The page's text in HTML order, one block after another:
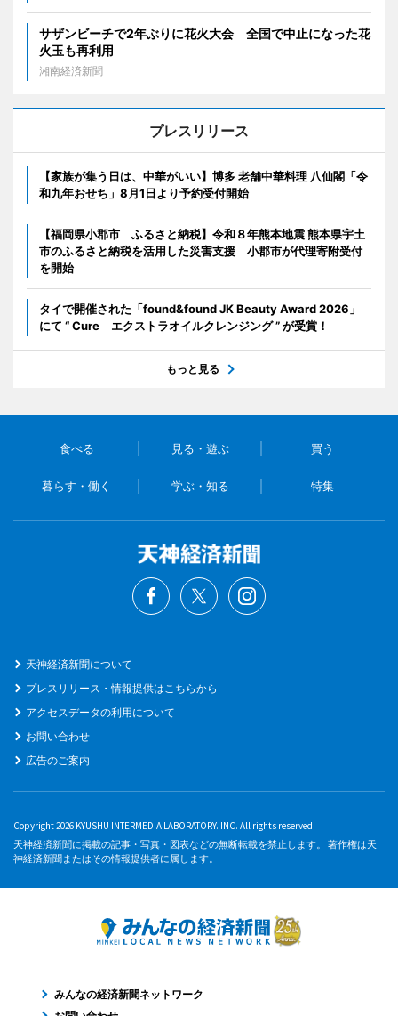
サザンビーチで2年ぶりに花火大会 全国で中止になった花
火玉も再利用
湘南経済新聞
プレスリリース
【家族が集う日は、中華がいい】博多 老舗中華料理 八仙閣「令
和九年おせち」8月1日より予約受付開始
【福岡県小郡市 ふるさと納税】令和８年熊本地震 熊本県宇土
市のふるさと納税を活用した災害支援 小郡市が代理寄附受付
を開始
タイで開催された「found&found JK Beauty Award 2026」
にて “ Cure エクストラオイルクレンジング ” が受賞！
もっと見る
食べる 見る・遊ぶ 買う
暮らす・働く 学ぶ・知る 特集
天神経済新聞について
プレスリリース・情報提供はこちらから
アクセスデータの利用について
お問い合わせ
広告のご案内
Copyright 2026 KYUSHU INTERMEDIA LABORATORY. INC. All rights reserved.
天神経済新聞に掲載の記事・写真・図表などの無断転載を禁止します。 著作権は天
神経済新聞またはその情報提供者に属します。
みんなの経済新聞ネットワーク